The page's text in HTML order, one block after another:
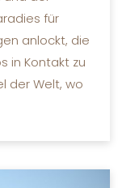
für
anlockt, die
in Kontakt zu
der Welt, wo